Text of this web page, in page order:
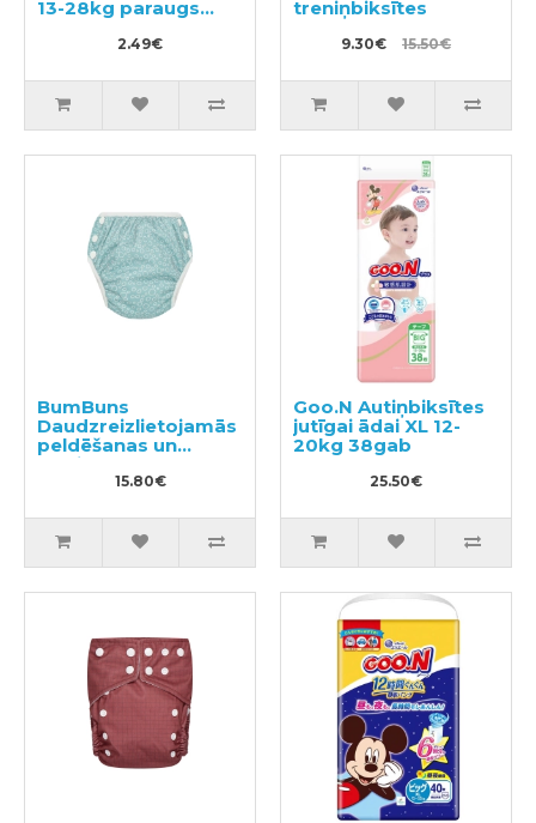
13-28kg paraugs
2.49€
treniņbiksītes
9.30€ 15.50€
BumBuns
Daudzreizlietojamās
peldēšanas un
podiņmācību
autiņbiksīte S 8–11kg
15.80€
Goo.N Autiņbiksītes
jutīgai ādai XL 12-
20kg 38gab
25.50€